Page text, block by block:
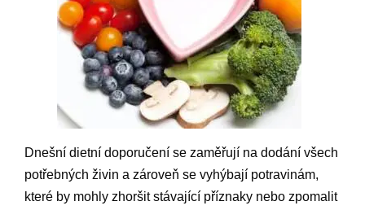
Dnešní dietní doporučení se zaměřují na dodání všech
potřebných živin a zároveň se vyhýbají potravinám,
které by mohly zhoršit stávající příznaky nebo zpomalit